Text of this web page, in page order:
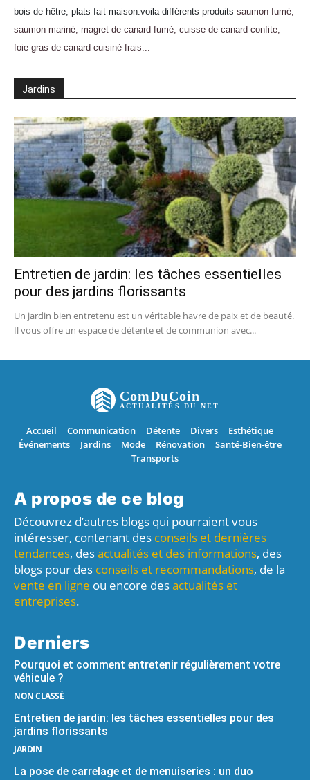
bois de hêtre, plats fait maison.voila différents produits saumon fumé,
saumon mariné, magret de canard fumé, cuisse de canard confite,
foie gras de canard cuisiné frais...
Jardins
Entretien de jardin: les tâches essentielles
pour des jardins florissants
Un jardin bien entretenu est un véritable havre de paix et de beauté.
Il vous offre un espace de détente et de communion avec...
ComDuCoin
ACTUALITÉS DU NET
Accueil Communication Détente Divers
Esthétique
Événements
Jardins Mode Rénovation
Santé-Bien-être
Transports
A propos de ce blog
Découvrez d’autres blogs qui pourraient vous
intéresser, contenant des conseils et dernières
tendances, desactualités et des informations, des
blogs pour des conseils et recommandations, de la
vente en ligne ou encore desactualités et
entreprises.
Derniers
Pourquoi et comment entretenir régulièrement votre
véhicule ?
NON CLASSÉ
Entretien de jardin: les tâches essentielles pour des
jardins florissants
JARDIN
La pose de carrelage et de menuiseries : un duo